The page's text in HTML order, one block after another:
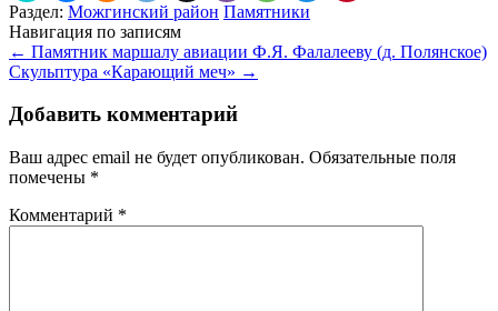
Раздел: Можгинский район Памятники
Навигация по записям
← Памятник маршалу авиации Ф.Я. Фалалееву (д. Полянское)
Скульптура «Карающий меч» →
Добавить комментарий
Ваш адрес email не будет опубликован. Обязательные поля
помечены *
Комментарий *